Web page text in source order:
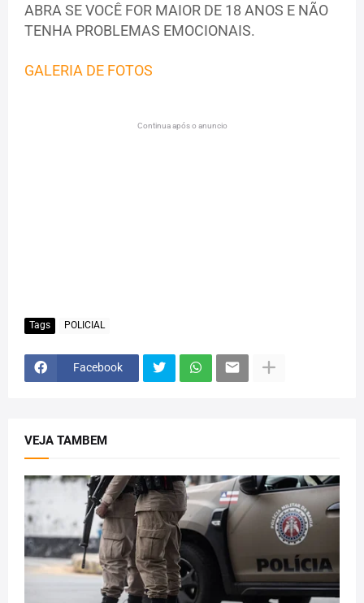
ABRA SE VOCÊ FOR MAIOR DE 18 ANOS E NÃO
TENHA PROBLEMAS EMOCIONAIS.
GALERIA DE FOTOS
Continua após o anuncio
Tags POLICIAL
Facebook
VEJA TAMBEM